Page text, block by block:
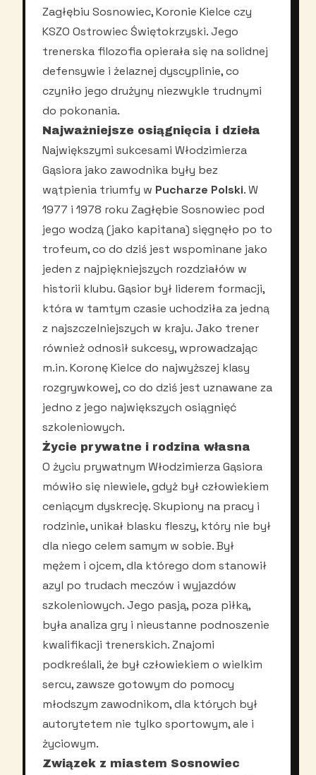
Zagłębiu Sosnowiec, Koronie Kielce czy
KSZO Ostrowiec Świętokrzyski. Jego
trenerska filozofia opierała się na solidnej
defensywie i żelaznej dyscyplinie, co
czyniło jego drużyny niezwykle trudnymi
do pokonania.
Najważniejsze osiągnięcia i dzieła
Największymi sukcesami Włodzimierza
Gąsiora jako zawodnika były bez
wątpienia triumfy w Pucharze Polski. W
1977 i 1978 roku Zagłębie Sosnowiec pod
jego wodzą (jako kapitana) sięgnęło po to
trofeum, co do dziś jest wspominane jako
jeden z najpiękniejszych rozdziałów w
historii klubu. Gąsior był liderem formacji,
która w tamtym czasie uchodziła za jedną
z najszczelniejszych w kraju. Jako trener
również odnosił sukcesy, wprowadzając
m.in. Koronę Kielce do najwyższej klasy
rozgrywkowej, co do dziś jest uznawane za
jedno z jego największych osiągnięć
szkoleniowych.
Życie prywatne i rodzina własna
O życiu prywatnym Włodzimierza Gąsiora
mówiło się niewiele, gdyż był człowiekiem
ceniącym dyskrecję. Skupiony na pracy i
rodzinie, unikał blasku fleszy, który nie był
dla niego celem samym w sobie. Był
mężem i ojcem, dla którego dom stanowił
azyl po trudach meczów i wyjazdów
szkoleniowych. Jego pasją, poza piłką,
była analiza gry i nieustanne podnoszenie
kwalifikacji trenerskich. Znajomi
podkreślali, że był człowiekiem o wielkim
sercu, zawsze gotowym do pomocy
młodszym zawodnikom, dla których był
autorytetem nie tylko sportowym, ale i
życiowym.
Związek z miastem Sosnowiec